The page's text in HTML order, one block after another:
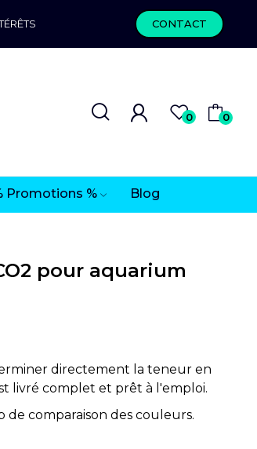
CONTACT
0 0
Promotions % Blog
pour aquarium
directement la teneur en
livré complet et prêt à l'emploi.
comparaison des couleurs.